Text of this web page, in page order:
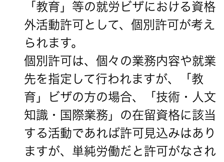
「教育」等の就労ビザにおける資格
外活動許可として、個別許可が考え
られます。
個別許可は、個々の業務内容や就業
先を指定して行われますが、「教
育」ビザの方の場合、「技術・人文
知識・国際業務」の在留資格に該当
する活動であれば許可見込みはあり
ますが、単純労働だと許可がなされ